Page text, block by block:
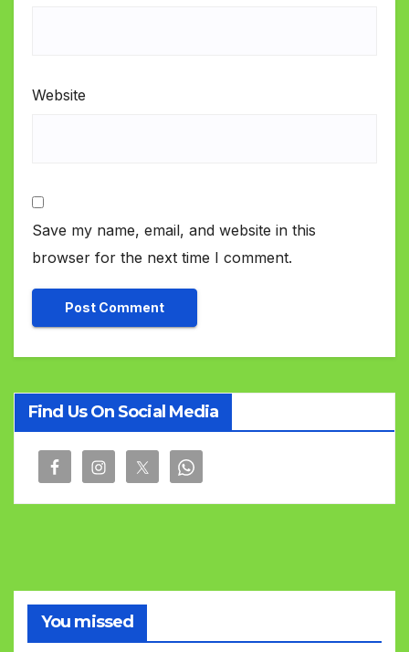
Website
Save my name, email, and website in this
browser for the next time I comment.
Find Us On Social Media
You missed